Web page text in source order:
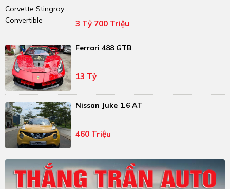
3 Tỷ 700 Triệu
Ferrari 488 GTB
13 Tỷ
Nissan Juke 1.6 AT
460 Triệu